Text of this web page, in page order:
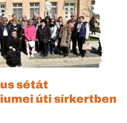
sétát
úti sírkertben